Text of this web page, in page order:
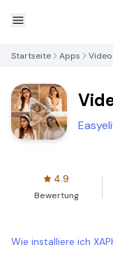
Startseite Apps
4.9
Bewertung
Wie installiere ich